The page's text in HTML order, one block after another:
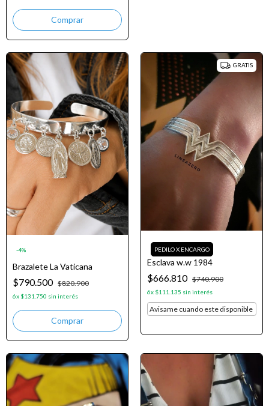
-4%
Brazalete La Vaticana
$790.500 $820.900
6x $131.750 sin interés
GRATIS
Esclava w.w 1984
$666.810 $740.900
6x $111.135 sin interés
Avisame cuando este disponible